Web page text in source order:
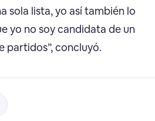
sola lista, yo así también lo
yo no soy candidata de un
partidos”, concluyó.